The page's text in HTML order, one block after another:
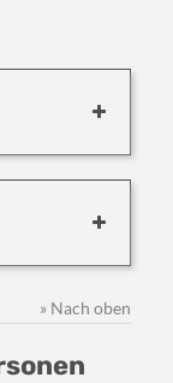
» Nach oben